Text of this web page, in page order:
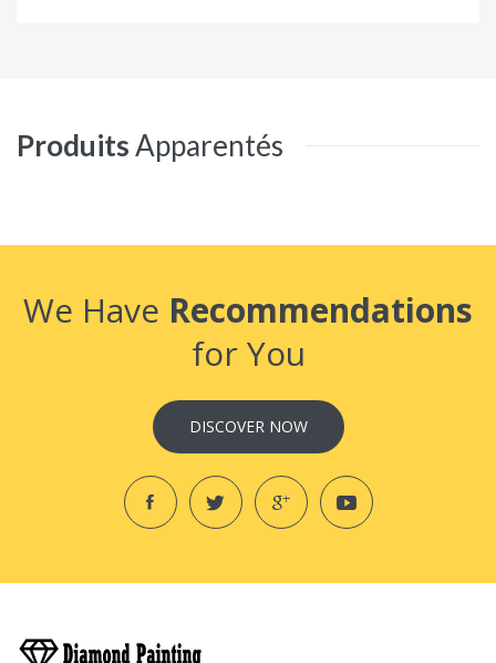
ProduitsApparentés
We Have Recommendations
for You
DISCOVER NOW